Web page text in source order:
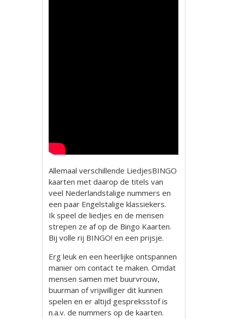
Allemaal verschillende LiedjesBINGO
kaarten met daarop de titels van
veel Nederlandstalige nummers en
een paar Engelstalige klassiekers.
Ik speel de liedjes en de mensen
strepen ze af op de Bingo Kaarten.
Bij volle rij BINGO! en een prijsje.
Erg leuk en een heerlijke ontspannen
manier om contact te maken. Omdat
mensen samen met buurvrouw,
buurman of vrijwilliger dit kunnen
spelen en er altijd gespreksstof is
n.a.v. de nummers op de kaarten.